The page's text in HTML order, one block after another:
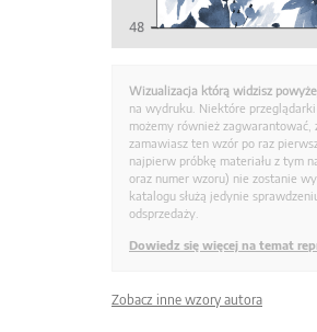
Wizualizacja którą widzisz
na wydruku. Niektóre
możemy również zagwarantować,
zamawiasz ten wzór po raz
najpierw próbkę materiału z tym
oraz numer wzoru) nie zostanie
katalogu służą jedynie
odsprzedaży.
Dowiedz się więcej na temat
Zobacz inne wzory autora